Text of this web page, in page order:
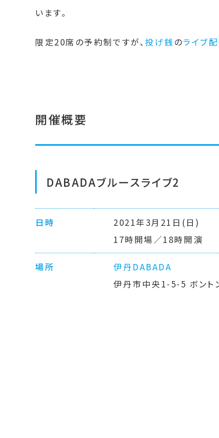
います。
限定20席の予約制ですが、投げ銭のライブ
開催概要
DABADAブルースライブ2
日時
2021年3月21日(日)
17時開場／18時開演
場所
伊丹DABADA
伊丹市中央1-5-5 ボント